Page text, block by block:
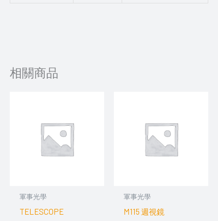
相關商品
軍事光學
TELESCOPE
軍事光學
M115 週視鏡